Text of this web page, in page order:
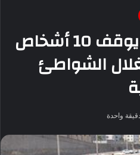
أمن ولاية الجزائر يوقف 10 أشخاص
الشواطئ
واحدة